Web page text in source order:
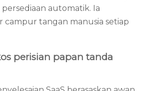
automatik. Ia
campur tangan manusia setiap
perisian papan tanda